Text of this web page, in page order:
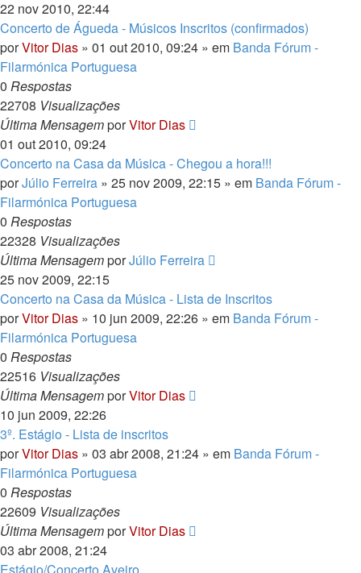
22 nov 2010, 22:44
Concerto de Águeda - Músicos Inscritos (confirmados)
porVitor Dias » 01 out 2010, 09:24 » em Banda Fórum -
Filarmónica Portuguesa
0 Respostas
22708 Visualizações
Última MensagemporVitor Dias
01 out 2010, 09:24
Concerto na Casa da Música - Chegou a hora!!!
porJúlio Ferreira » 25 nov 2009, 22:15 » em Banda Fórum -
Filarmónica Portuguesa
0 Respostas
22328 Visualizações
Última MensagemporJúlio Ferreira
25 nov 2009, 22:15
Concerto na Casa da Música - Lista de Inscritos
porVitor Dias » 10 jun 2009, 22:26 » em Banda Fórum -
Filarmónica Portuguesa
0 Respostas
22516 Visualizações
Última MensagemporVitor Dias
10 jun 2009, 22:26
3º. Estágio - Lista de inscritos
porVitor Dias » 03 abr 2008, 21:24 » em Banda Fórum -
Filarmónica Portuguesa
0 Respostas
22609 Visualizações
Última MensagemporVitor Dias
03 abr 2008, 21:24